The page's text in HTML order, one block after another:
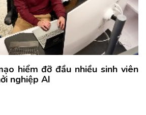
hiểm đỡ đầu nhiều sinh viên
nghiệp AI